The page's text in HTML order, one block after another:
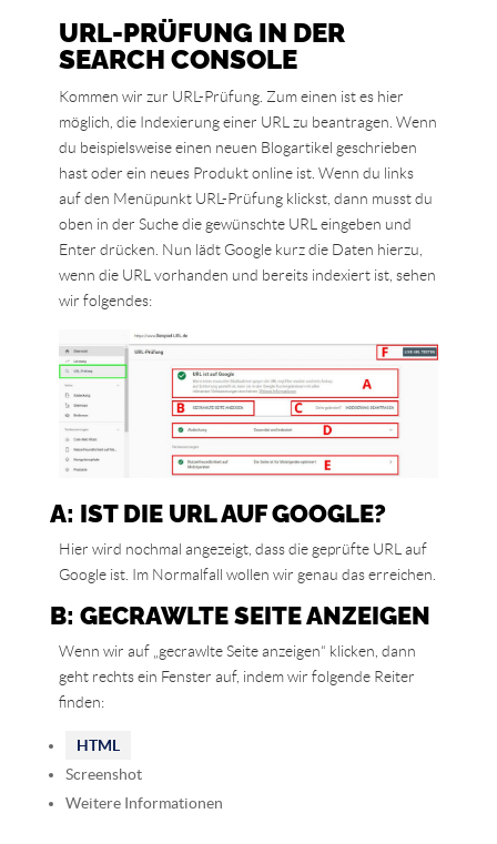
URL-PRÜFUNG IN DER
SEARCH CONSOLE
Kommen wir zur URL-Prüfung. Zum einen ist es hier
möglich, die Indexierung einer URL zu beantragen. Wenn
du beispielsweise einen neuen Blogartikel geschrieben
hast oder ein neues Produkt online ist. Wenn du links
auf den Menüpunkt URL-Prüfung klickst, dann musst du
oben in der Suche die gewünschte URL eingeben und
Enter drücken. Nun lädt Google kurz die Daten hierzu,
wenn die URL vorhanden und bereits indexiert ist, sehen
wir folgendes:
A: IST DIE URL AUF GOOGLE?
Hier wird nochmal angezeigt, dass die geprüfte URL auf
Google ist. Im Normalfall wollen wir genau das erreichen.
B: GECRAWLTE SEITE ANZEIGEN
Wenn wir auf „gecrawlte Seite anzeigen“ klicken, dann
geht rechts ein Fenster auf, indem wir folgende Reiter
finden:
HTML
Screenshot
Weitere Informationen